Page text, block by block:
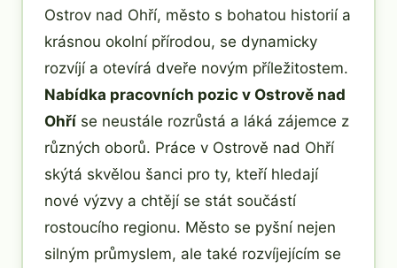
Ostrov nad Ohří, město s bohatou historií a
krásnou okolní přírodou, se dynamicky
rozvíjí a otevírá dveře novým příležitostem.
Nabídka pracovních pozic v Ostrově nad
Ohří se neustále rozrůstá a láká zájemce z
různých oborů. Práce v Ostrově nad Ohří
skýtá skvělou šanci pro ty, kteří hledají
nové výzvy a chtějí se stát součástí
rostoucího regionu. Město se pyšní nejen
silným průmyslem, ale také rozvíjejícím se